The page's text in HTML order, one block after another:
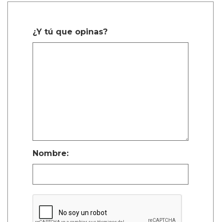
¿Y tú que opinas?
Nombre: